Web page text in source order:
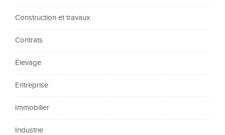
Construction et travaux
Contrats
Élevage
Entreprise
Immobilier
Industrie